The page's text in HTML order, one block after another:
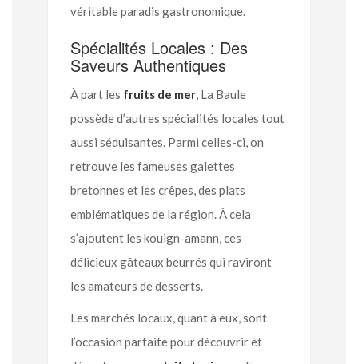
véritable paradis gastronomique.
Spécialités Locales : Des
Saveurs Authentiques
À part les fruits de mer, La Baule
possède d’autres spécialités locales tout
aussi séduisantes. Parmi celles-ci, on
retrouve les fameuses galettes
bretonnes et les crêpes, des plats
emblématiques de la région. À cela
s’ajoutent les kouign-amann, ces
délicieux gâteaux beurrés qui raviront
les amateurs de desserts.
Les marchés locaux, quant à eux, sont
l’occasion parfaite pour découvrir et